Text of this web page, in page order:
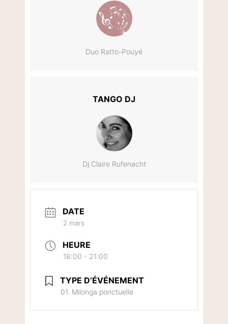
Duo Ratto-Pouyé
TANGO DJ
Dj Claire Rufenacht
DATE
2 mars
HEURE
18:00 - 21:00
TYPE D’ÉVÉNEMENT
01. Milonga ponctuelle